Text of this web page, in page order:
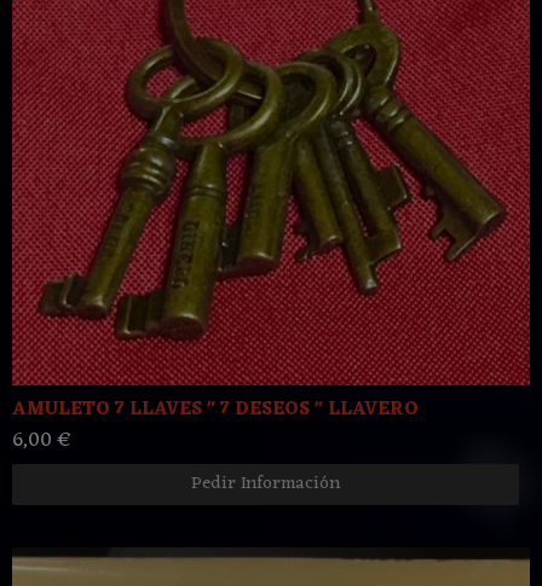
AMULETO 7 LLAVES " 7 DESEOS " LLAVERO
6,00 €
Pedir Información